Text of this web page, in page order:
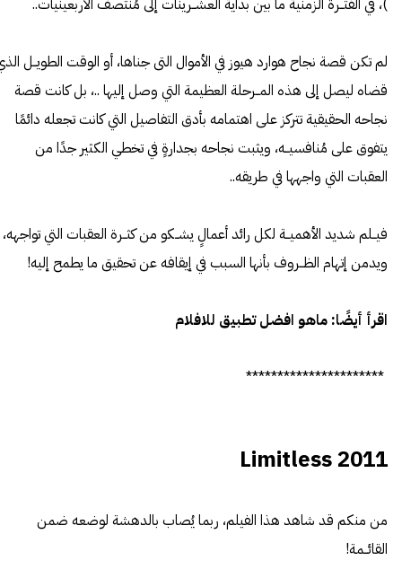
)، في الفتــرة الزمنية ما بين بداية العشــرينات إلى مُنتصف الأربعينيات..
لم تكن قصة نجاح هوارد هيوز في الأموال التى جناها، أو الوقت الطويــل
قضاه ليصل إلى هذه المــرحلة العظيمة التي وصل إليها ..، بل كانت قصة
نجاحه الحقيقية تتركز على اهتمامه بأدق التفاصيل التي كانت تجعله دائمًا
يتفوق على مُنافسيــه، ويثبت نجاحه بجدارةٍ في تخطي الكثير جدًا من
العقبات التي واجهها في طريقه..
فيــلم شديد الأهميــة لكل رائد أعمالٍ يشــكو من كثــرة العقبات التي تواجهه،
ويدمن إتهام الظــروف بأنها السبب في إيقافه عن تحقيق ما يطمح إليه!
اقرأ أيضًا: ماهو افضل تطبيق للافلام
**********************
Limitless 2011
من منكم قد شاهد هذا الفيلم، ربما يُصاب بالدهشة لوضعه ضمن
القائــمة!